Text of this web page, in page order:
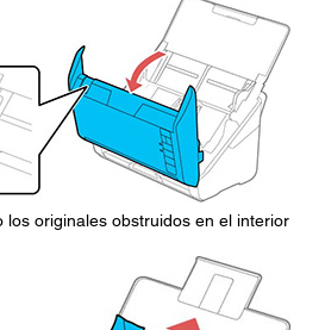
los originales obstruidos en el interior